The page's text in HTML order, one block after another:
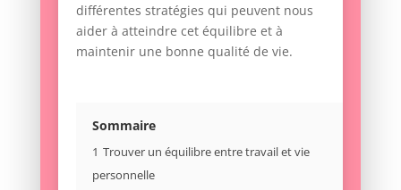
différentes stratégies qui peuvent nous
aider à atteindre cet équilibre et à
maintenir une bonne qualité de vie.
Sommaire
1 Trouver un équilibre entre travail et vie
personnelle